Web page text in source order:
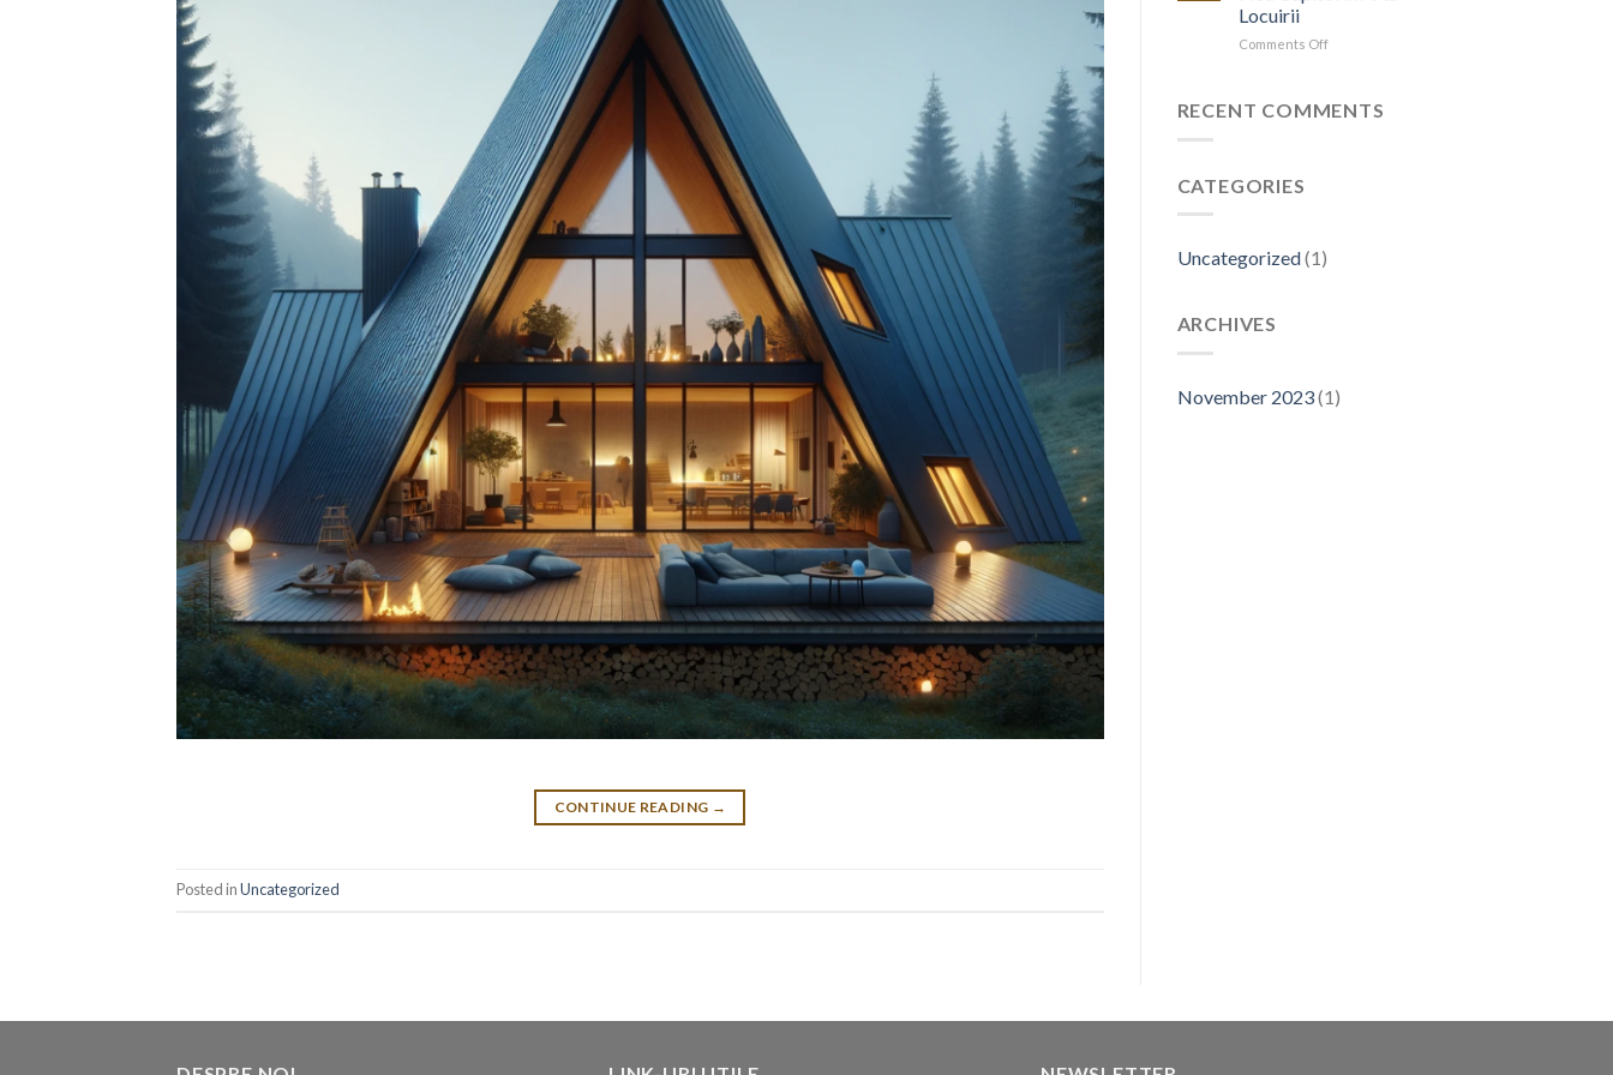
CONTINUE READING →
Posted inUncategorized
Locuirii
Comments Offon
Frame:
RECENT COMMENTS
CATEGORIES
Uncategorized(1)
ARCHIVES
November 2023(1)